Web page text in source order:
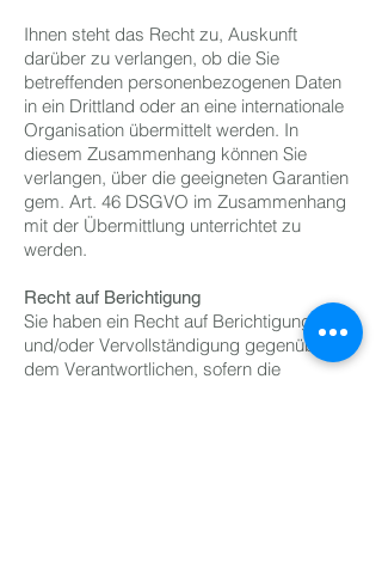
Ihnen steht das Recht zu, Auskunft
darüber zu verlangen, ob die Sie
betreffenden personenbezogenen Daten
in ein Drittland oder an eine internationale
Organisation übermittelt werden. In
diesem Zusammenhang können Sie
verlangen, über die geeigneten Garantien
gem. Art. 46 DSGVO im Zusammenhang
mit der Übermittlung unterrichtet zu
werden.
Recht auf Berichtigung
Sie haben ein Recht auf Berichtigung
und/oder Vervollständigung gegenüber
dem Verantwortlichen, sofern die